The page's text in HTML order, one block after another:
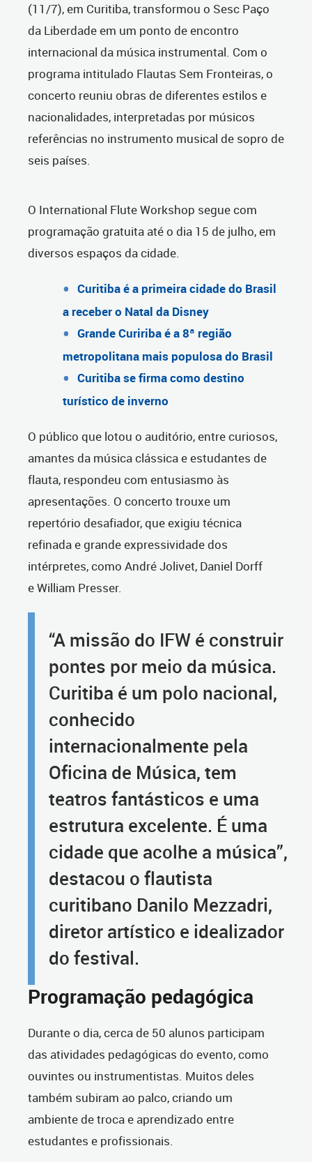
(11/7), em Curitiba, transformou o Sesc Paço
da Liberdade em um ponto de encontro
internacional da música instrumental. Com o
programa intitulado Flautas Sem Fronteiras, o
concerto reuniu obras de diferentes estilos e
nacionalidades, interpretadas por músicos
referências no instrumento musical de sopro de
seis países.
O International Flute Workshop segue com
programação gratuita até o dia 15 de julho, em
diversos espaços da cidade.
Curitiba é a primeira cidade do Brasil
a receber o Natal da Disney
Grande Cuririba é a 8ª região
metropolitana mais populosa do Brasil
Curitiba se firma como destino
turístico de inverno
O público que lotou o auditório, entre curiosos,
amantes da música clássica e estudantes de
flauta, respondeu com entusiasmo às
apresentações. O concerto trouxe um
repertório desafiador, que exigiu técnica
refinada e grande expressividade dos
intérpretes, como André Jolivet, Daniel Dorff
eWilliam Presser.
“A missão do IFW é construir
pontes por meio da música.
Curitiba é um polo nacional,
conhecido
internacionalmente pela
Oficina de Música, tem
teatros fantásticos e uma
estrutura excelente. É uma
cidade que acolhe a música”,
destacou o flautista
curitibano Danilo Mezzadri,
diretor artístico e idealizador
do festival.
Programação pedagógica
Durante o dia, cerca de 50 alunos participam
das atividades pedagógicas do evento, como
ouvintes ou instrumentistas. Muitos deles
também subiram ao palco, criando um
ambiente de troca e aprendizado entre
estudantes e profissionais.